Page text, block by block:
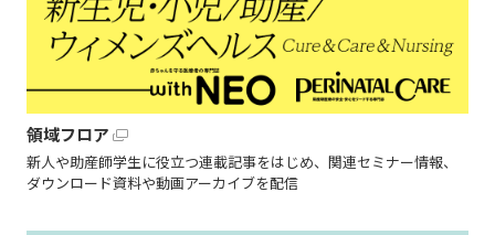
領域フロア
新人や助産師学生に役立つ連載記事をはじめ、関連セミナー情報、
ダウンロード資料や動画アーカイブを配信